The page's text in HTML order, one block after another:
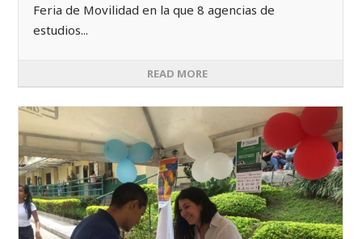
Feria de Movilidad en la que 8 agencias de
estudios...
READ MORE